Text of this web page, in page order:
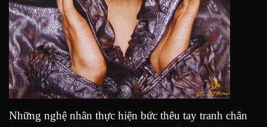
Những nghệ nhân thực hiện bức thêu tay tranh chân